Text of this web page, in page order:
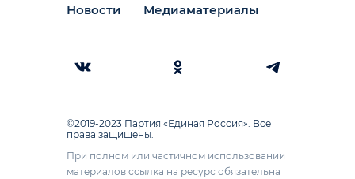
Новости Медиаматериалы
©2019-2023 Партия «Единая Россия». Все
права защищены.
При полном или частичном использовании
материалов ссылка на ресурс обязательна